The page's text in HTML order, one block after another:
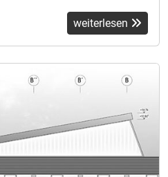
weiterlesen